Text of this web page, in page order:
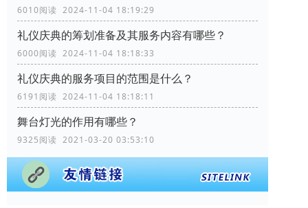
6010阅读 2024-11-04 18:19:29
礼仪庆典的筹划准备及其服务内容有哪些？
6000阅读 2024-11-04 18:18:33
礼仪庆典的服务项目的范围是什么？
6191阅读 2024-11-04 18:18:11
舞台灯光的作用有哪些？
9325阅读 2021-03-20 03:53:10